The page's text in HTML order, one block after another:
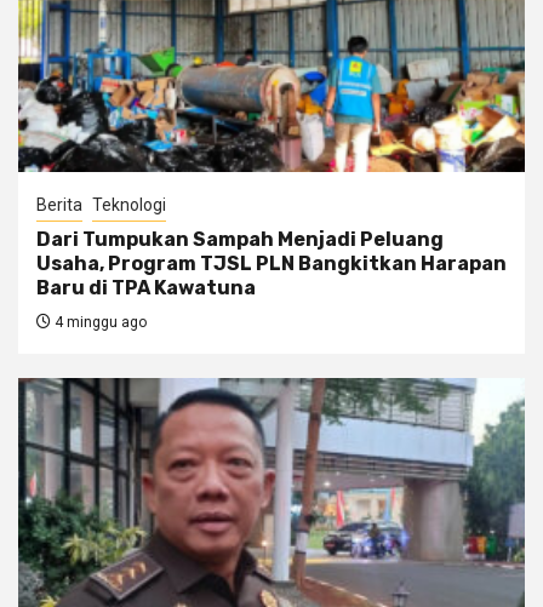
Berita Teknologi
Dari Tumpukan Sampah Menjadi Peluang
Usaha, Program TJSL PLN Bangkitkan Harapan
Baru di TPA Kawatuna
4 minggu ago